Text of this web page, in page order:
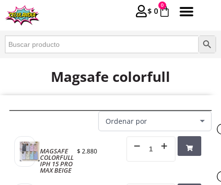
$ 0
0
Buscar: Botón
Magsafe colorfull
MAGSAFE
COLORFULL
IPH 15 PRO
MAX BEIGE
$ 2.880